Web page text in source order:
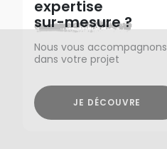
expertise
sur-mesure ?
Nous vous accompagnons
dans votre projet
JE DÉCOUVRE